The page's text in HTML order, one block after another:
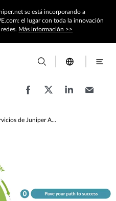
se está incorporando a
el lugar con toda la innovación
Más información >>
Servicios de Juniper AI Care